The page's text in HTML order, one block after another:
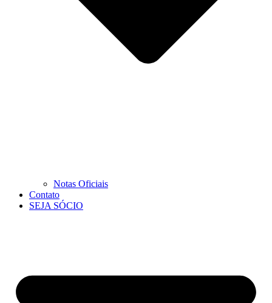
Notas Oficiais
Contato
SEJA SÓCIO